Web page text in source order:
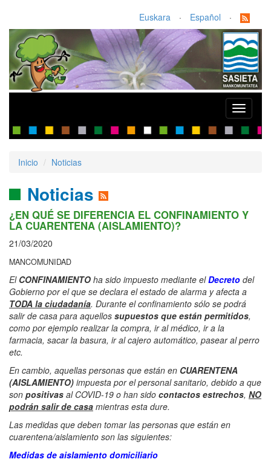
Euskara · Español ·
Toggle
Inicio Noticias
Noticias
¿EN QUÉ SE DIFERENCIA EL CONFINAMIENTO Y
LA CUARENTENA (AISLAMIENTO)?
21/03/2020
MANCOMUNIDAD
El CONFINAMIENTO ha sido impuesto mediante elDecreto del
Gobierno por el que se declara el estado de alarma y afecta a
TODA la ciudadanía. Durante el confinamiento sólo se podrá
salir de casa para aquellos supuestos que están permitidos,
como por ejemplo realizar la compra, ir al médico, ir a la
farmacia, sacar la basura, ir al cajero automático, pasear al perro
etc.
En cambio, aquellas personas que están en CUARENTENA
(AISLAMIENTO) impuesta por el personal sanitario, debido a que
son positivas al COVID-19 o han sido contactos estrechos, NO
podrán salir de casa mientras esta dure.
Las medidas que deben tomar las personas que están en
cuarentena/aislamiento son las siguientes:
Medidas de aislamiento domiciliario